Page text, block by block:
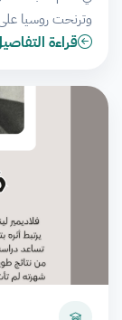
وترنحت روسيا على
قراءة